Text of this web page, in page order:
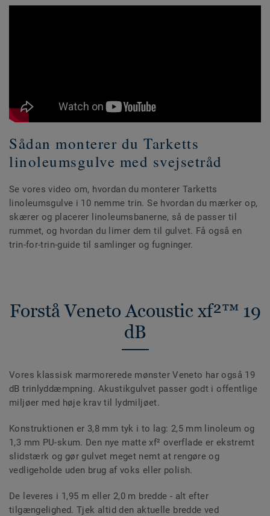
Sådan monterer du Tarketts
linoleumsgulve med svejsetråd
Se vores video om, hvordan du monterer Tarketts
linoleumsgulve i 10 nemme trin. Se hvordan du mærker op,
skærer og placerer linoleumsbanerne, så de passer til
rummet, og hvordan du limer dem til gulvet. Få også en
trin-for-trin-guide til samlinger og fugninger.
Forstå Veneto Acoustic xf²™ 19
dB
Vores klassisk marmorerede mønster Veneto har også 19
dB trinlyddæmpning. Akustikgulvet passer godt i offentlige
miljøer med høje krav til lydmiljøet.
Konstruktionen er 3,8 mm tyk i to lag: 2,5 mm linoleum og
1,3 mm PU-skum. Den nye matte xf² overflade er ekstremt
slidstærk og gør gulvet meget nemt at rengøre og
vedligeholde uden brug af voks eller polish.
De leveres i 1,95 m eller 2,0 m bredde - alt efter
tilgængelighed. Tjek altid den aktuelle bredde ved